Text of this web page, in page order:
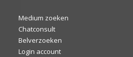
Medium zoeken
Chatconsult
Belverzoeken
Login account